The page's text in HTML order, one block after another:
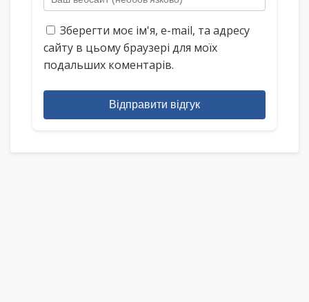
Зберегти моє ім'я, e-mail, та адресу
сайту в цьому браузері для моїх
подальших коментарів.
Відправити відгук